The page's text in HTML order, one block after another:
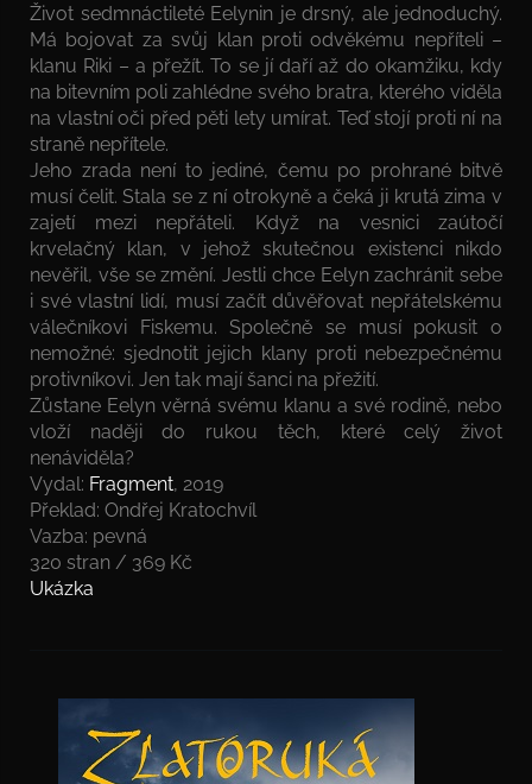
Život sedmnáctileté Eelynin je drsný, ale jednoduchý.
Má bojovat za svůj klan proti odvěkému nepříteli –
klanu Riki – a přežít. To se jí daří až do okamžiku, kdy
na bitevním poli zahlédne svého bratra, kterého viděla
na vlastní oči před pěti lety umírat. Teď stojí proti ní na
straně nepřítele.
Jeho zrada není to jediné, čemu po prohrané bitvě
musí čelit. Stala se z ní otrokyně a čeká ji krutá zima v
zajetí mezi nepřáteli. Když na vesnici zaútočí
krvelačný klan, v jehož skutečnou existenci nikdo
nevěřil, vše se změní. Jestli chce Eelyn zachránit sebe
i své vlastní lidí, musí začít důvěřovat nepřátelskému
válečníkovi Fiskemu. Společně se musí pokusit o
nemožné: sjednotit jejich klany proti nebezpečnému
protivníkovi. Jen tak mají šanci na přežití.
Zůstane Eelyn věrná svému klanu a své rodině, nebo
vloží naději do rukou těch, které celý život
nenáviděla?
Vydal: Fragment, 2019
Překlad: Ondřej Kratochvíl
Vazba: pevná
320 stran / 369 Kč
Ukázka